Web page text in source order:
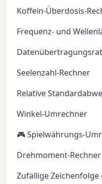
Koffein-Überdosis-
Frequenz- und
Seelenzahl-Rechner
Relative
Winkel-Umrechner
🎮 Spielwährungs-
Drehmoment-
Zufällige